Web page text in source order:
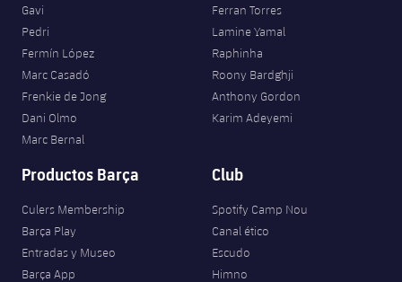
Gavi
Pedri
Fermín López
Marc Casadó
Frenkie de Jong
Dani Olmo
Marc Bernal
Ferran Torres
Lamine Yamal
Raphinha
Roony Bardghji
Anthony Gordon
Karim Adeyemi
Productos Barça
Culers Membership
Barça Play
Entradas y Museo
Barça App
Club
Spotify Camp Nou
Canal ético
Escudo
Himno